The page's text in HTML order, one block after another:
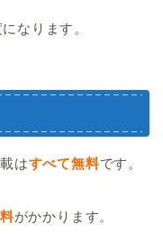
なります。
はすべて無料です。
がかかります。